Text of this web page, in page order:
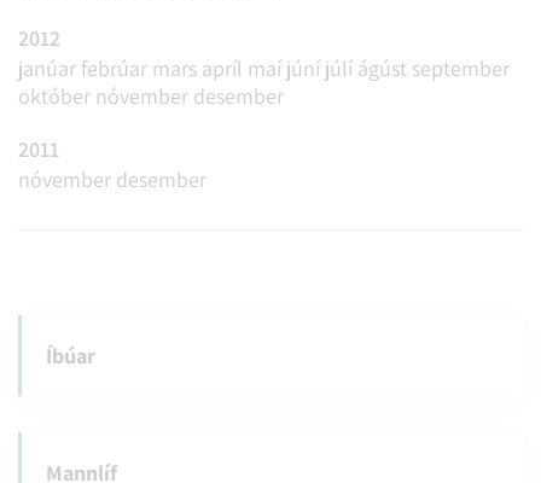
2012
janúar febrúar mars apríl maí júní júlí ágúst september
október nóvember desember
2011
nóvember desember
Íbúar
Mannlíf